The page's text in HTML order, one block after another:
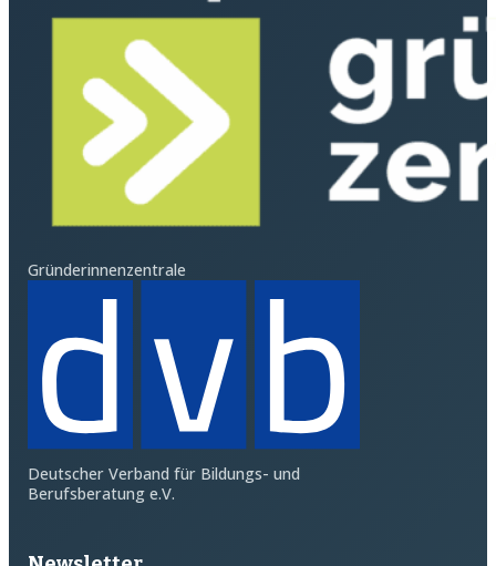
Gründerinnenzentrale
Deutscher Verband für Bildungs- und
Berufsberatung e.V.